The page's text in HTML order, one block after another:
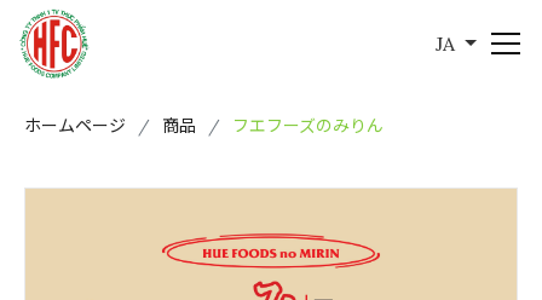
JA
ホームページ 商品 フエフーズのみりん